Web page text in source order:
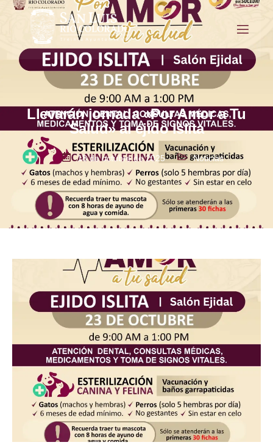
Llevarán jornada «Por Amor a Tu
Salud» al ejido Islita
18 de octubre de 2025 Noticias